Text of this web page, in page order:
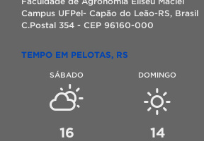
Campus UFPel- Capão do Leão-RS, Brasil
C.Postal 354 - CEP 96160-000
TEMPO EM PELOTAS, RS
SÁBADO
16
DOMINGO
14